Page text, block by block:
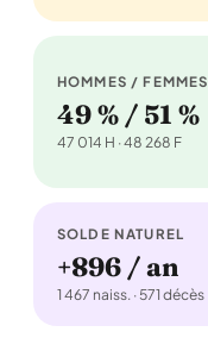
HOMMES / FEMMES
49 % / 51 %
47 014 H · 48 268 F
SOLDE NATUREL
+896 / an
1 467 naiss. · 571 décès